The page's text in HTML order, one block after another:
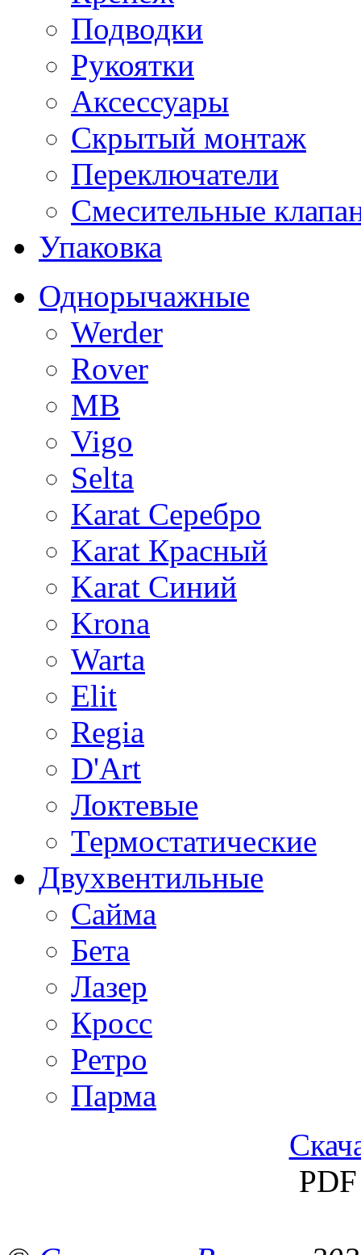
Подводки
Рукоятки
Аксессуары
Скрытый монтаж
Переключатели
Смесительные
Упаковка
Однорычажные
Werder
Rover
MB
Vigo
Selta
Karat Серебро
Karat Красный
Karat Синий
Krona
Warta
Elit
Regia
D'Art
Локтевые
Термостатические
Двухвентильные
Сайма
Бета
Лазер
Кросс
Ретро
Парма